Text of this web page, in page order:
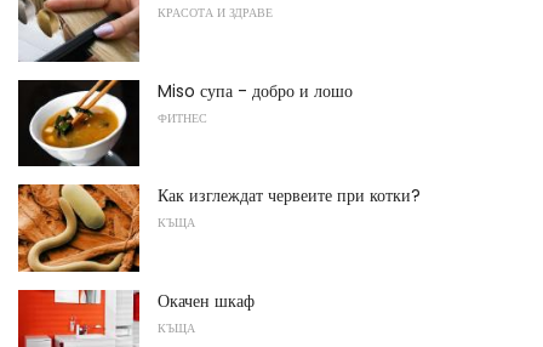
КРАСОТА И ЗДРАВЕ
Miso супа - добро и лошо
ФИТНЕС
Как изглеждат червеите при котки?
КЪЩА
Окачен шкаф
КЪЩА